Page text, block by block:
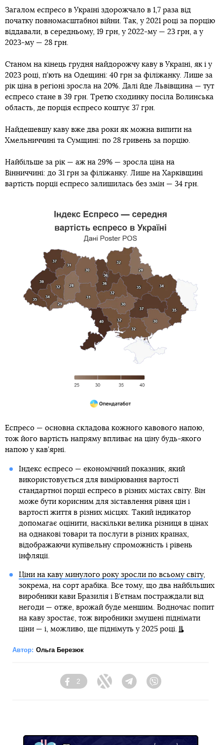
Загалом еспресо в Україні здорожчало в 1,7 раза від
початку повномасштабної війни. Так, у 2021 році за порцію
віддавали, в середньому, 19 грн, у 2022-му — 23 грн, а у
2023-му — 28 грн.
Станом на кінець грудня найдорожчу каву в Україні, як і у
2023 році, п’ють на Одещині: 40 грн за філіжанку. Лише за
рік ціна в регіоні зросла на 20%. Далі йде Львівщина — тут
еспресо стане в 39 грн. Третю сходинку посіла Волинська
область, де порція еспресо коштує 37 грн.
Найдешевшу каву вже два роки як можна випити на
Хмельниччині та Сумщині: по 28 гривень за порцію.
Найбільше за рік — аж на 29% — зросла ціна на
Вінниччині: до 31 грн за філіжанку. Лише на Харківщині
вартість порції еспресо залишилась без змін — 34 грн.
Еспресо — основна складова кожного кавового напою,
тож його вартість напряму впливає на ціну будь-якого
напою у кав’ярні.
Індекс еспресо — економічний показник, який
використовується для вимірювання вартості
стандартної порції еспресо в різних містах світу. Він
може бути корисним для зіставлення рівня цін і
вартості життя в різних місцях. Такий індикатор
допомагає оцінити, наскільки велика різниця в цінах
на однакові товари та послуги в різних країнах,
відображаючи купівельну спроможність і рівень
інфляції.
Ціни на каву минулого року зросли по всьому світу,
зокрема, на сорт арабіка. Все тому, що два найбільших
виробники кави Бразилія і В’єтнам постраждали від
негоди — отже, врожай буде меншим. Водночас попит
на каву зростає, тож виробники змушені піднімати
ціни — і, можливо, ще піднімуть у 2025 році.
Автор: Ольга Березюк
Facebook
2
Twitter TelegramViber